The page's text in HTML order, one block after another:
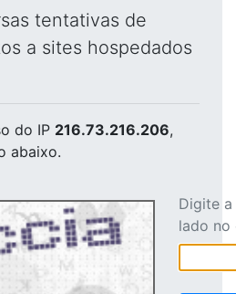
tentativas de
a sites hospedados
do IP 216.73.216.206,
abaixo.
Digite
lado no